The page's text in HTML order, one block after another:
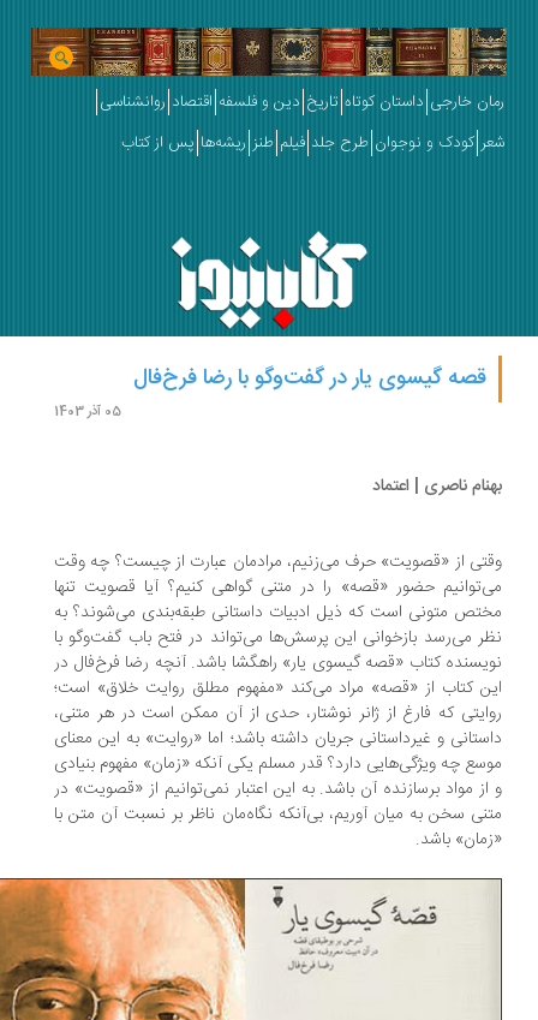
خارجی داستان کوتاه تاریخ دین و فلسفه اقتصاد روانشناسی
کودک و نوجوان طرح جلد فیلم طنز ریشه‌ها پس از کتاب
قصه گیسوی یار در گفت‌وگو با رضا فرخ‌فال
ناصری | اعتماد
از «قصویت» حرف می‌زنیم، مرادمان عبارت از چیست؟ چه وقت
حضور «قصه» را در متنی گواهی کنیم؟ آیا قصویت تنها
متونی است که ذیل ادبیات داستانی طبقه‌بندی می‌شوند؟ به
می‌رسد بازخوانی این پرسش‌ها می‌تواند در فتح باب گفت‌وگو با
کتاب «قصه گیسوی یار» راهگشا باشد. آنچه رضا فرخ‌فال در
کتاب از «قصه» مراد می‌کند «مفهوم مطلق روایت خلاق» است؛
که فارغ از ژانر نوشتار، حدی از آن ممکن است در هر متنی،
و غیرداستانی جریان داشته باشد؛ اما «روایت» به این معنای
چه ویژگی‌هایی دارد؟ قدر مسلم یکی آنکه «زمان» مفهوم بنیادی
مواد برسازنده آن باشد. به این اعتبار نمی‌توانیم از «قصویت» در
سخن به میان آوریم، بی‌آنکه نگاه‌مان ناظر بر نسبت آن متن با
باشد.